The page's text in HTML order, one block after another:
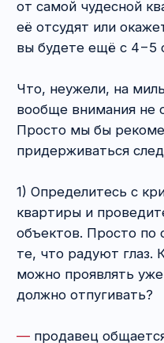
Любые предложения провести
не по традиционной схеме (см.
о том, что жить негде и люди
завтра провести сделку
квартиры в любом удобном
Расплатятся сразу и даже
рублей дадут. Берегитесь.
замышляется махинация с
окажется расписка о
этом продавец квартиры их
или получит в значительно
Однако не путайте,
с предложением обойтись без
Оно вполне безобидно. А вот
на него или нет — это уже